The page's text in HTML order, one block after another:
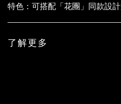
特色：可搭配「花團」同款設計
了解更多